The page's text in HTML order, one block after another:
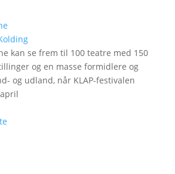
kan se frem til 100 teatre med 150
og en masse formidlere og
og udland, når KLAP-festivalen